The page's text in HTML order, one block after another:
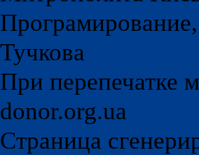
Тучкова
При перепечатке
donor.org.ua
Страница